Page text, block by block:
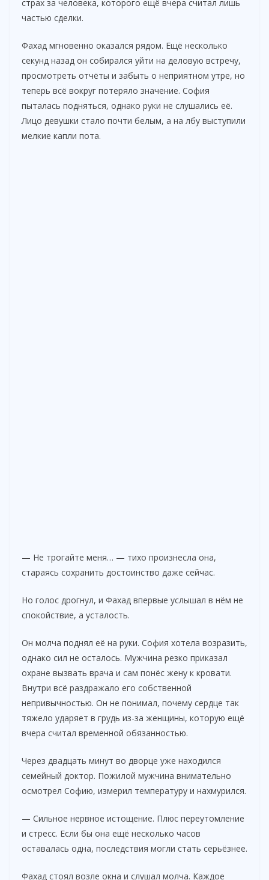
страх за человека, которого ещё вчера считал лишь
частью сделки.
Фахад мгновенно оказался рядом. Ещё несколько
секунд назад он собирался уйти на деловую встречу,
просмотреть отчёты и забыть о неприятном утре, но
теперь всё вокруг потеряло значение. София
пыталась подняться, однако руки не слушались её.
Лицо девушки стало почти белым, а на лбу выступили
мелкие капли пота.
— Не трогайте меня… — тихо произнесла она,
стараясь сохранить достоинство даже сейчас.
Но голос дрогнул, и Фахад впервые услышал в нём не
спокойствие, а усталость.
Он молча поднял её на руки. София хотела возразить,
однако сил не осталось. Мужчина резко приказал
охране вызвать врача и сам понёс жену к кровати.
Внутри всё раздражало его собственной
непривычностью. Он не понимал, почему сердце так
тяжело ударяет в грудь из-за женщины, которую ещё
вчера считал временной обязанностью.
Через двадцать минут во дворце уже находился
семейный доктор. Пожилой мужчина внимательно
осмотрел Софию, измерил температуру и нахмурился.
— Сильное нервное истощение. Плюс переутомление
и стресс. Если бы она ещё несколько часов
оставалась одна, последствия могли стать серьёзнее.
Фахад стоял возле окна и слушал молча. Каждое